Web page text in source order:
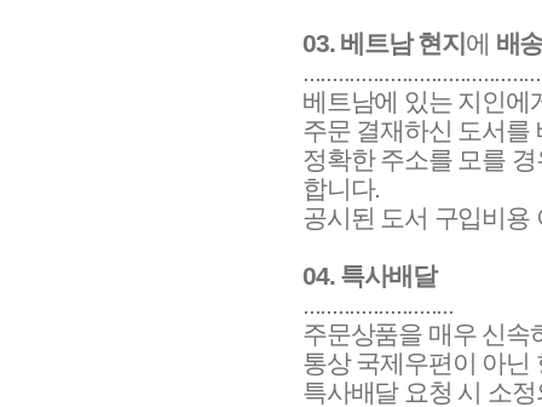
03. 베트남 현지 에 배
베트남에 있는 지인에
주문 결재하신 도서를
정확한 주소를 모를
합니다.
공시된 도서 구입비용
04. 특사배달
..........................
주문상품을 매우 신속
통상 국제우편이 아닌
특사배달 요청 시 소